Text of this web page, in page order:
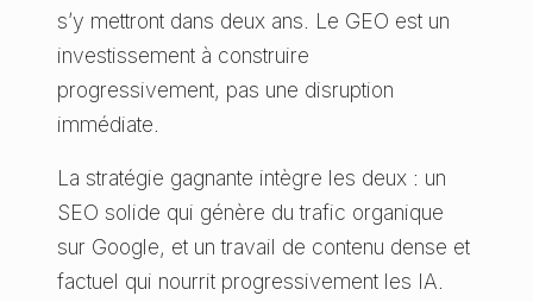
s’y mettront dans deux ans. Le GEO est un
investissement à construire
progressivement, pas une disruption
immédiate.
La stratégie gagnante intègre les deux : un
SEO solide qui génère du trafic organique
sur Google, et un travail de contenu dense et
factuel qui nourrit progressivement les IA.